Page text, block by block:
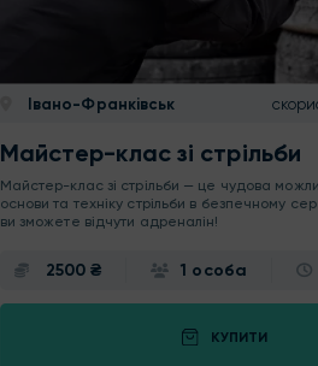
Івано-Франківськ
Майстер-клас зі стрільби
Майстер-клас зі стрільби — це чудова
основи та техніку стрільби в безпечному
ви зможете відчути адреналін!
2500 ₴ 1 особа
КУПИТИ